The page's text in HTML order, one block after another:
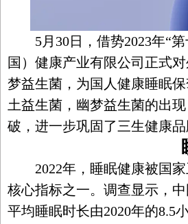
5月30日，借势2023年“第
国）健康产业有限公司正式
梦益生菌，为国人健康睡眠
土益生菌，幽梦益生菌的出
破，进一步巩固了三生健康品
2022年，睡眠健康被国家
核心指标之一。调查显示，
平均睡眠时长由2020年的8.5